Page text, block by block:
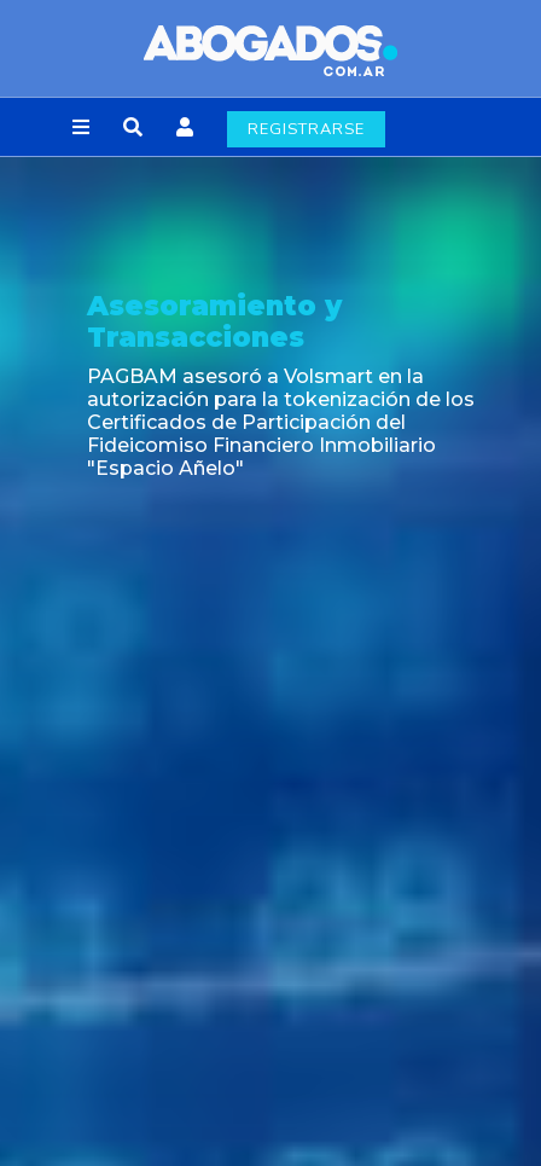
REGISTRARSE
Noticia
Fin de la obligación de rúbrica de los libros
laborales en la Ciudad de Buenos Aires